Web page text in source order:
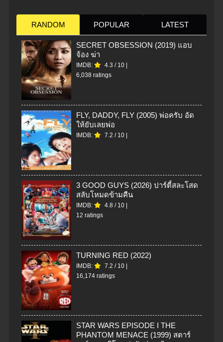
RANDOM POPULAR LATEST
SECRET OBSESSION (2019) แอบ
จ้อง ฆ่า
IMDB: 4.3 / 10
6,038 ratings
FLY, DADDY, FLY (2005) พ่อครับ อัด
ให้ยับเลยพ่อ
IMDB: 7.2 / 10
3 GOOD GUYS (2026) ปาร์ตี้สละโสด
สลับโหมดข้ามคืน
IMDB: 4.8 / 10
12 ratings
TURNING RED (2022)
IMDB: 7.2 / 10
16,174 ratings
STAR WARS EPISODE I THE
PHANTOM MENACE (1999) สตาร์